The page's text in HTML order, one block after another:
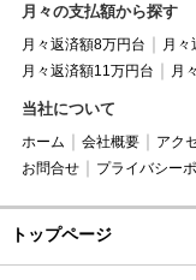
月々の支払額から探す
月々返済額8万円台 月々
月々返済額11万円台
月
当社について
ホーム 会社概要 アク
お問合せ
プライバシー
トップページ